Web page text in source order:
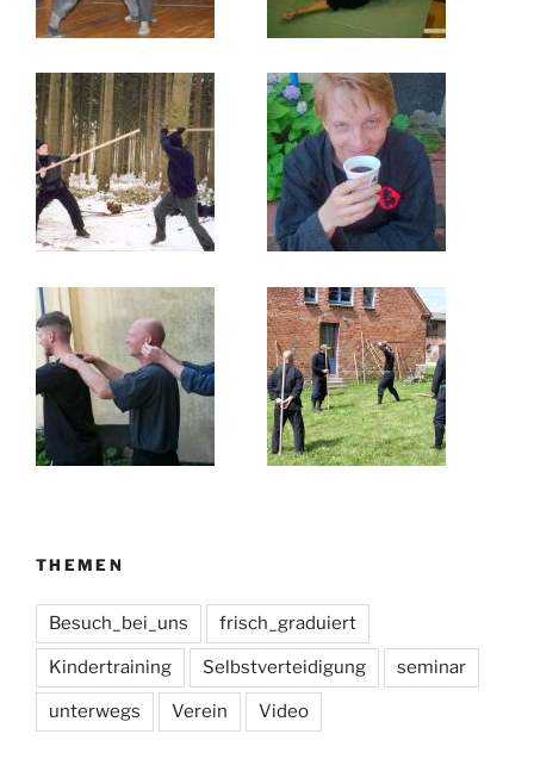
THEMEN
Besuch_bei_uns frisch_graduiert
Kindertraining Selbstverteidigung seminar
unterwegs Verein Video